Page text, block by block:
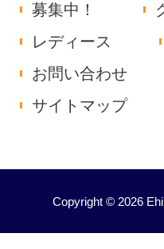
募集中！
レディース
お問い合わせ
サイトマップ
Copyright © 2026